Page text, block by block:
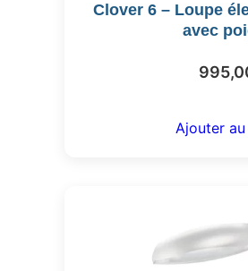
Clover 6 – Loupe
avec
Ajouter